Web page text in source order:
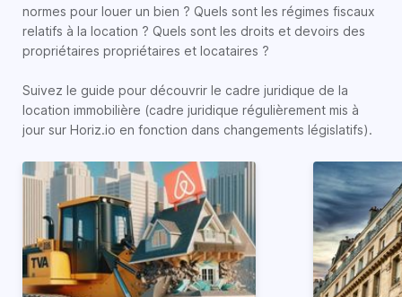
normes pour louer un bien ? Quels sont les régimes fiscaux
relatifs à la location ? Quels sont les droits et devoirs des
propriétaires propriétaires et locataires ?
Suivez le guide pour découvrir le cadre juridique de la
location immobilière (cadre juridique régulièrement mis à
jour sur Horiz.io en fonction dans changements législatifs).